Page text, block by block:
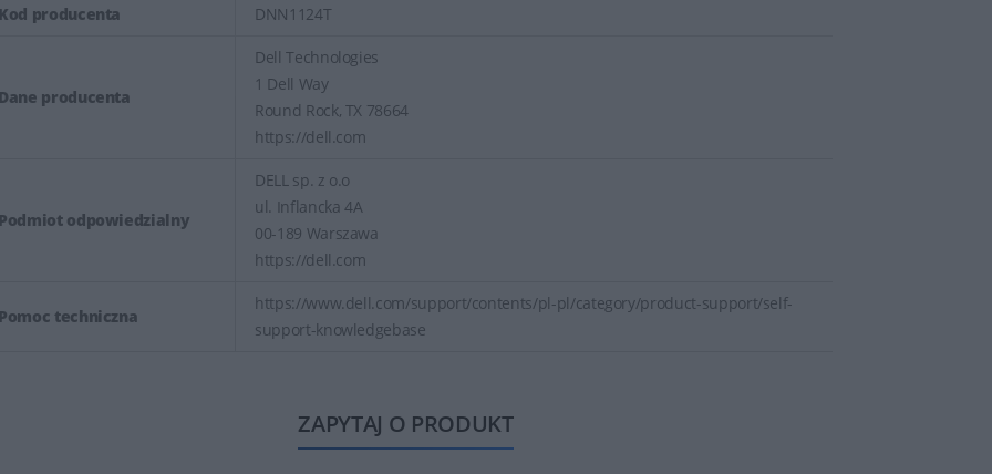
Kod producenta DNN1124T
Dane producenta
Dell Technologies
1 Dell Way
Round Rock, TX 78664
https://dell.com
Podmiot odpowiedzialny
DELL sp. z o.o
ul. Inflancka 4A
00-189 Warszawa
https://dell.com
Pomoc techniczna
https://www.dell.com/support/contents/pl-pl/category/product-support/self-
support-knowledgebase
ZAPYTAJ O PRODUKT